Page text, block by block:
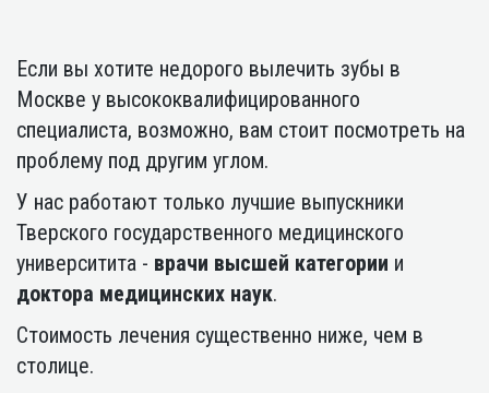
Если вы хотите недорого вылечить зубы в
Москве у высококвалифицированного
специалиста, возможно, вам стоит посмотреть на
проблему под другим углом.
У нас работают только лучшие выпускники
Тверского государственного медицинского
университита - врачи высшей категории и
доктора медицинских наук.
Стоимость лечения существенно ниже, чем в
столице.